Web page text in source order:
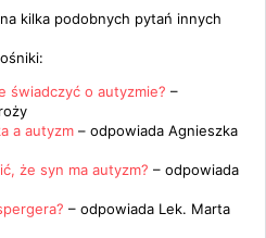
kilka podobnych pytań innych
świadczyć o autyzmie? –
a autyzm – odpowiada Agnieszka
że syn ma autyzm? – odpowiada
– odpowiada Lek. Marta